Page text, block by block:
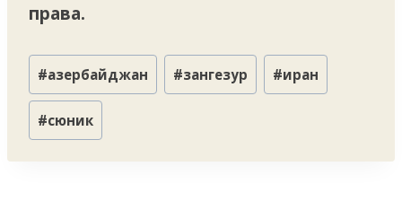
права.
Метки
записи:
#азербайджан #зангезур #иран
#сюник